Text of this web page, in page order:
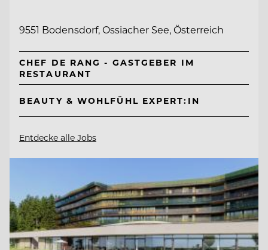
9551 Bodensdorf, Ossiacher See, Österreich
CHEF DE RANG - GASTGEBER IM
RESTAURANT
BEAUTY & WOHLFÜHL EXPERT:IN
Entdecke alle Jobs